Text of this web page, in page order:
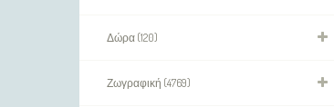
Δώρα (120)
Ζωγραφική (4769)